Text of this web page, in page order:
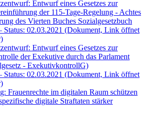
Entwurf eines Gesetzes zur
der 115-Tage-Regelung - Achtes
des Vierten Buches Sozialgesetzbuch
02.03.2021 (Dokument, Link öffnet
Entwurf eines Gesetzes zur
der Exekutive durch das Parlament
- ExekutivkontrollG)
02.03.2021 (Dokument, Link öffnet
Frauenrechte im digitalen Raum schützen
digitale Straftaten stärker